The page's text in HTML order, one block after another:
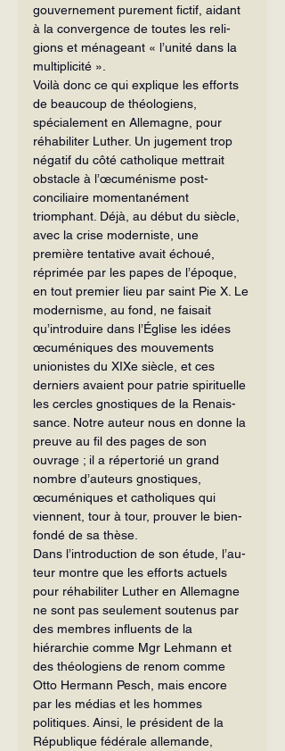
gouvernement purement fictif, ai­dant
à la convergence de toutes les reli­
gions et ménageant « l’unité dans la
mul­tiplicité ».
Voilà donc ce qui explique les efforts
de beaucoup de théologiens,
spécialement en Allemagne, pour
réhabiliter Luther. Un jugement trop
négatif du côté catholique mettrait
obstacle à l’œcuménisme post-
conciliaire momentanément
triomphant. Déjà, au début du siècle,
avec la crise mo­derniste, une
première tentative avait échoué,
réprimée par les papes de l’époque,
en tout premier lieu par saint Pie X. Le
modernisme, au fond, ne faisait
qu’intro­duire dans l’Église les idées
œcuméniques des mouvements
unionistes du XIXe siècle, et ces
derniers avaient pour patrie spiri­tuelle
les cercles gnostiques de la Renais­
sance. Notre auteur nous en donne la
preuve au fil des pages de son
ouvrage ; il a répertorié un grand
nombre d’auteurs gnostiques,
œcuméniques et catholiques qui
viennent, tour à tour, prouver le bien-
fondé de sa thèse.
Dans l’introduction de son étude, l’au­
teur montre que les efforts actuels
pour ré­habiliter Luther en Allemagne
ne sont pas seulement soutenus par
des membres in­fluents de la
hiérarchie comme Mgr Lehmann et
des théologiens de renom comme
Otto Hermann Pesch, mais encore
par les médias et les hommes
politiques. Ainsi, le président de la
République fédé­rale allemande,